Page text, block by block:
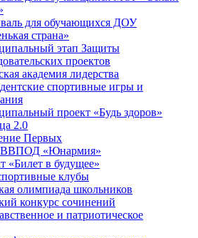
для обучающихся ДОУ
страна»
этап Защиты
проектов
академия лидерства
спортивные игры и
проект «Будь здоров»
2.0
Первых
«Юнармия»
«Билет в будущее»
клубы
олимпиада школьников
конкурс сочинений
и патриотическое